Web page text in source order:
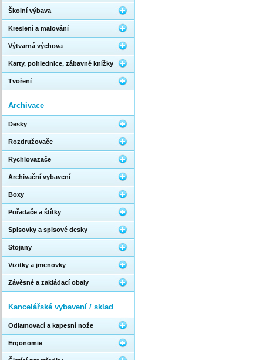
Školní výbava
Kreslení a malování
Výtvarná výchova
Karty, pohlednice, zábavné knížky
Tvoření
Archivace
Desky
Rozdružovače
Rychlovazače
Archivační vybavení
Boxy
Pořadače a štítky
Spisovky a spisové desky
Stojany
Vizitky a jmenovky
Závěsné a zakládací obaly
Kancelářské vybavení / sklad
Odlamovací a kapesní nože
Ergonomie